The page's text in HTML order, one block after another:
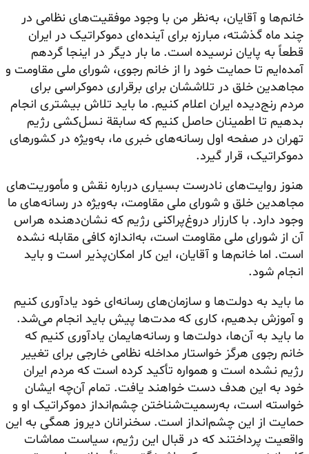
خانم‌ها و آقایان، به‌نظر من با وجود موفقیت‌های نظامی در
چند ماه گذشته، مبارزه برای آینده‌ای دموکراتیک در ایران
قطعاً به پایان نرسیده است. ما بار دیگر در اینجا گردهم
آمده‌ایم تا حمایت خود را از خانم رجوی، شورای ملی مقاومت و
مجاهدین خلق در تلاششان برای برقراری دموکراسی برای
مردم رنج‌دیده ایران اعلام کنیم. ما باید تلاش بیشتری انجام
بدهیم تا اطمینان حاصل کنیم که سابقة نسل‌کشی رژیم
تهران در صفحه اول رسانه‌های خبری ما، به‌ویژه در کشورهای
دموکراتیک، قرار گیرد.
هنوز روایت‌های نادرست بسیاری درباره نقش و مأموریت‌های
مجاهدین خلق و شورای ملی مقاومت، به‌ویژه در رسانه‌های ما
وجود دارد. با کارزار دروغ‌پراکنی رژیم که نشان‌دهنده هراس
آن از شورای ملی مقاومت است، به‌اندازه کافی مقابله نشده
است. اما خانم‌ها و آقایان، این کار امکان‌پذیر است و باید
انجام شود.
ما باید به دولت‌ها و سازمان‌های رسانه‌ای خود یادآوری کنیم
و آموزش بدهیم، کاری که مدت‌ها پیش باید انجام می‌شد.
ما باید به آن‌ها، دولت‌ها و رسانه‌هایمان یادآوری کنیم که
خانم رجوی هرگز خواستار مداخله نظامی خارجی برای تغییر
رژیم نشده است و همواره تأکید کرده است که مردم ایران
خود به این هدف دست خواهند یافت. تمام آن‌چه ایشان
خواسته است، به‌رسمیت‌شناختن چشم‌انداز دموکراتیک او و
حمایت از این چشم‌انداز است. سخنرانان دیروز همگی به این
واقعیت پرداختند که در قبال این رژیم، سیاست مماشات